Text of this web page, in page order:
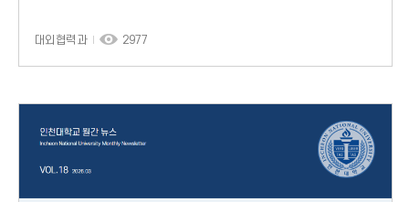
대외협력과 2977